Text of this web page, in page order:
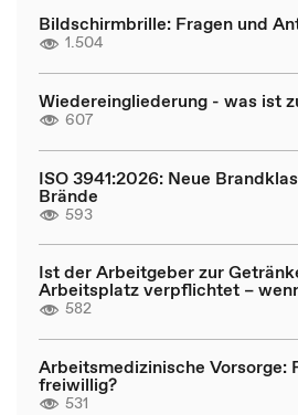
Bildschirmbrille: Fragen und
1.504
Wiedereingliederung - was ist
607
ISO 3941:2026: Neue
Brände
593
Ist der Arbeitgeber zur
Arbeitsplatz verpflichtet –
582
Arbeitsmedizinische Vorsorge:
freiwillig?
531